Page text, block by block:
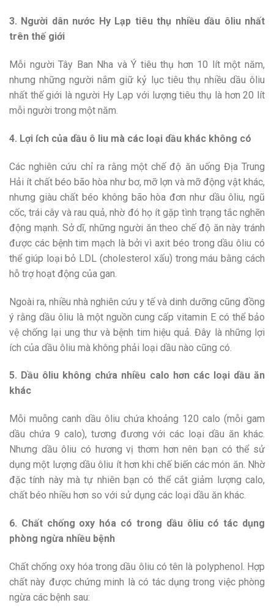
3. Người dân nước Hy Lạp tiêu thụ nhiều dầu ôliu nhất
trên thế giới
Mỗi người Tây Ban Nha và Ý tiêu thụ hơn 10 lít một năm,
nhưng những người nắm giữ kỷ lục tiêu thụ nhiều dầu ôliu
nhất thế giới là người Hy Lạp với lượng tiêu thụ là hơn 20 lít
mỗi người trong một năm.
4. Lợi ích của dầu ô liu mà các loại dầu khác không có
Các nghiên cứu chỉ ra rằng một chế độ ăn uống Địa Trung
Hải ít chất béo bão hòa như bơ, mỡ lợn và mỡ động vật khác,
nhưng giàu chất béo không bão hòa đơn như dầu ôliu, ngũ
cốc, trái cây và rau quả, nhờ đó họ ít gặp tình trạng tắc nghẽn
động mạnh. Sở dĩ, những người ăn theo chế độ ăn này tránh
được các bệnh tim mạch là bởi vì axit béo trong dầu ôliu có
thể giúp loại bỏ LDL (cholesterol xấu) trong máu bằng cách
hỗ trợ hoạt động của gan.
Ngoài ra, nhiều nhà nghiên cứu y tế và dinh dưỡng cũng đồng
ý rằng dầu ôliu là một nguồn cung cấp vitamin E có thể bảo
vệ chống lại ung thư và bệnh tim hiệu quả. Đây là những lợi
ích của dầu ôliu mà không phải loại dầu nào cũng có.
5. Dầu ôliu không chứa nhiều calo hơn các loại dầu ăn
khác
Mỗi muỗng canh dầu ôliu chứa khoảng 120 calo (mỗi gam
dầu chứa 9 calo), tương đương với các loại dầu ăn khác.
Nhưng dầu ôliu có hương vị thơm hơn nên bạn có thể sử
dụng một lượng dầu ôliu ít hơn khi chế biến các món ăn. Nhờ
đặc tính này mà tự nhiên bạn có thể cắt giảm lượng calo,
chất béo nhiều hơn so với sử dụng các loại dầu ăn khác.
6. Chất chống oxy hóa có trong dầu ôliu có tác dụng
phòng ngừa nhiều bệnh
Chất chống oxy hóa trong dầu ôliu có tên là polyphenol. Hợp
chất này được chứng minh là có tác dụng trong việc phòng
ngừa các bệnh sau: